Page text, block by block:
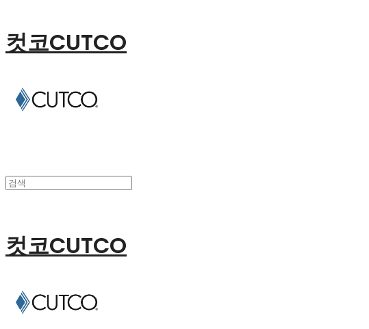
컷코CUTCO
컷코CUTCO